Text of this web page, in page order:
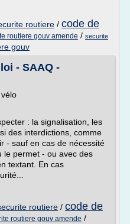
routiere / code de
routiere gouv amende / securite
gouv
- SAAQ -
: la signalisation, les
des interdictions, comme
- sauf en cas de nécessité
le permet - ou avec des
textant. En cas
routiere / code de
routiere gouv amende /